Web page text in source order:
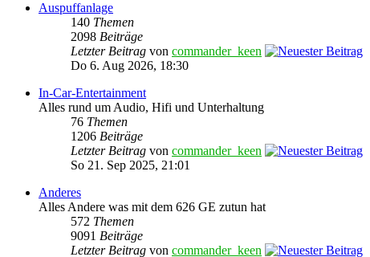
Auspuffanlage
140 Themen
2098 Beiträge
Letzter Beitrag von commander_keen
Do 6. Aug 2026, 18:30
In-Car-Entertainment
Alles rund um Audio, Hifi und Unterhaltung
76 Themen
1206 Beiträge
Letzter Beitrag von commander_keen
So 21. Sep 2025, 21:01
Anderes
Alles Andere was mit dem 626 GE zutun hat
572 Themen
9091 Beiträge
Letzter Beitrag von commander_keen